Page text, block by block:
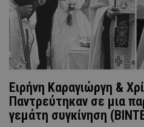
Ειρήνη Καραγιώργη &
Παντρεύτηκαν σε μια
γεμάτη συγκίνηση